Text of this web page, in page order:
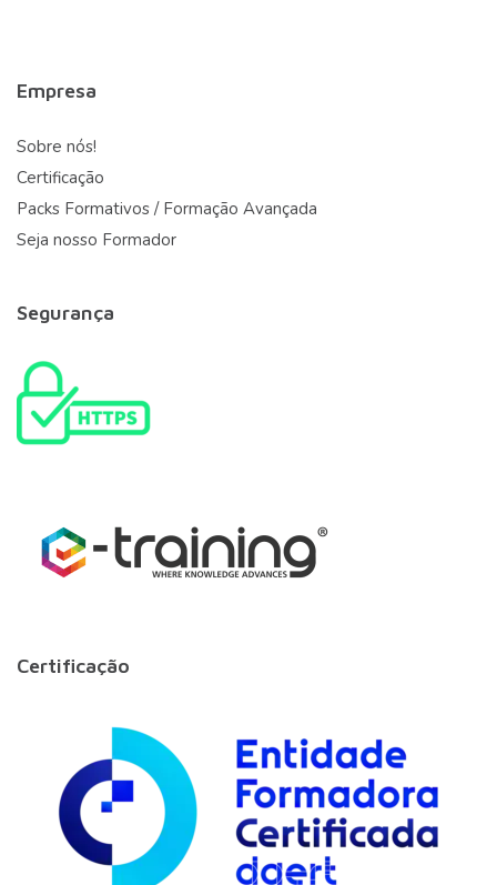
Empresa
Sobre nós!
Certificação
Packs Formativos / Formação Avançada
Seja nosso Formador
Segurança
Certificação